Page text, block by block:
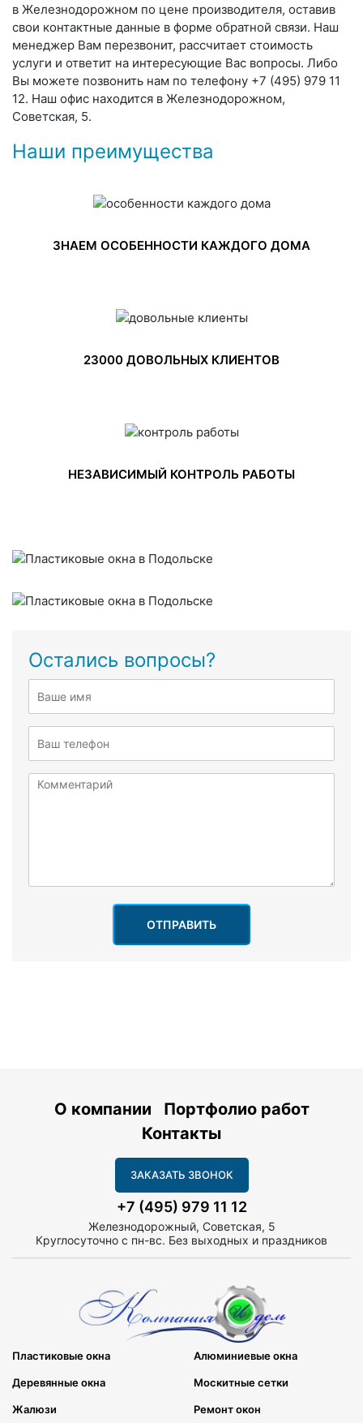
в Железнодорожном по цене производителя, оставив
свои контактные данные в форме обратной связи. Наш
менеджер Вам перезвонит, рассчитает стоимость
услуги и ответит на интересующие Вас вопросы. Либо
Вы можете позвонить нам по телефону +7 (495) 979 11
12. Наш офис находится в Железнодорожном,
Советская, 5.
Наши преимущества
ЗНАЕМ ОСОБЕННОСТИ КАЖДОГО ДОМА
23000 ДОВОЛЬНЫХ КЛИЕНТОВ
НЕЗАВИСИМЫЙ КОНТРОЛЬ РАБОТЫ
Остались вопросы?
ОТПРАВИТЬ
О компании
Портфолио работ
Контакты
ЗАКАЗАТЬ ЗВОНОК
+7 (495) 979 11 12
Железнодорожный, Советская, 5
Круглосуточно с пн-вс. Без выходных и праздников
Пластиковые окна Алюминиевые окна
Деревянные окна Москитные сетки
Жалюзи Ремонт окон